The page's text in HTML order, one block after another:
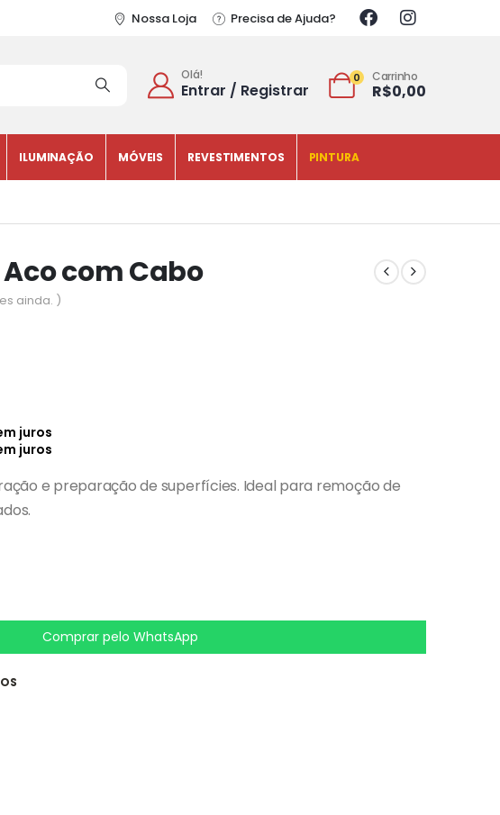
Nossa Loja Precisa de Ajuda?
Olá!
Entrar / Registrar
0 Carrinho
R$0,00
ILUMINAÇÃO MÓVEIS REVESTIMENTOS PINTURA
com Cabo
ainda. )
juros
juros
e preparação de superfícies. Ideal para remoção de
Comprar pelo WhatsApp